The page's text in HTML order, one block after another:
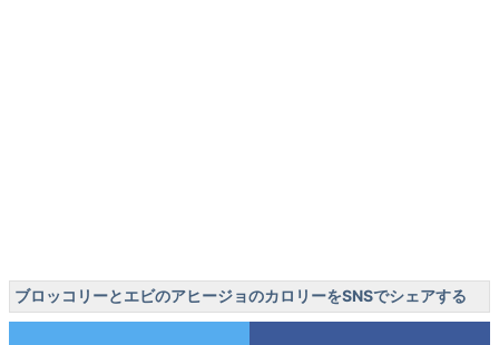
ブロッコリーとエビのアヒージョのカロリーをSNSでシェアする